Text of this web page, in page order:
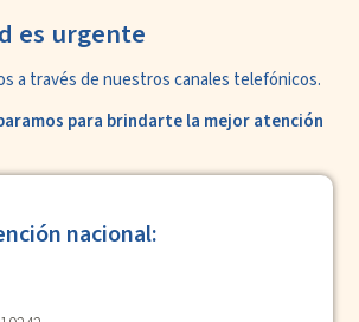
es urgente
a través de nuestroscanales telefónicos.
para brindarte la mejor atención
nacional: